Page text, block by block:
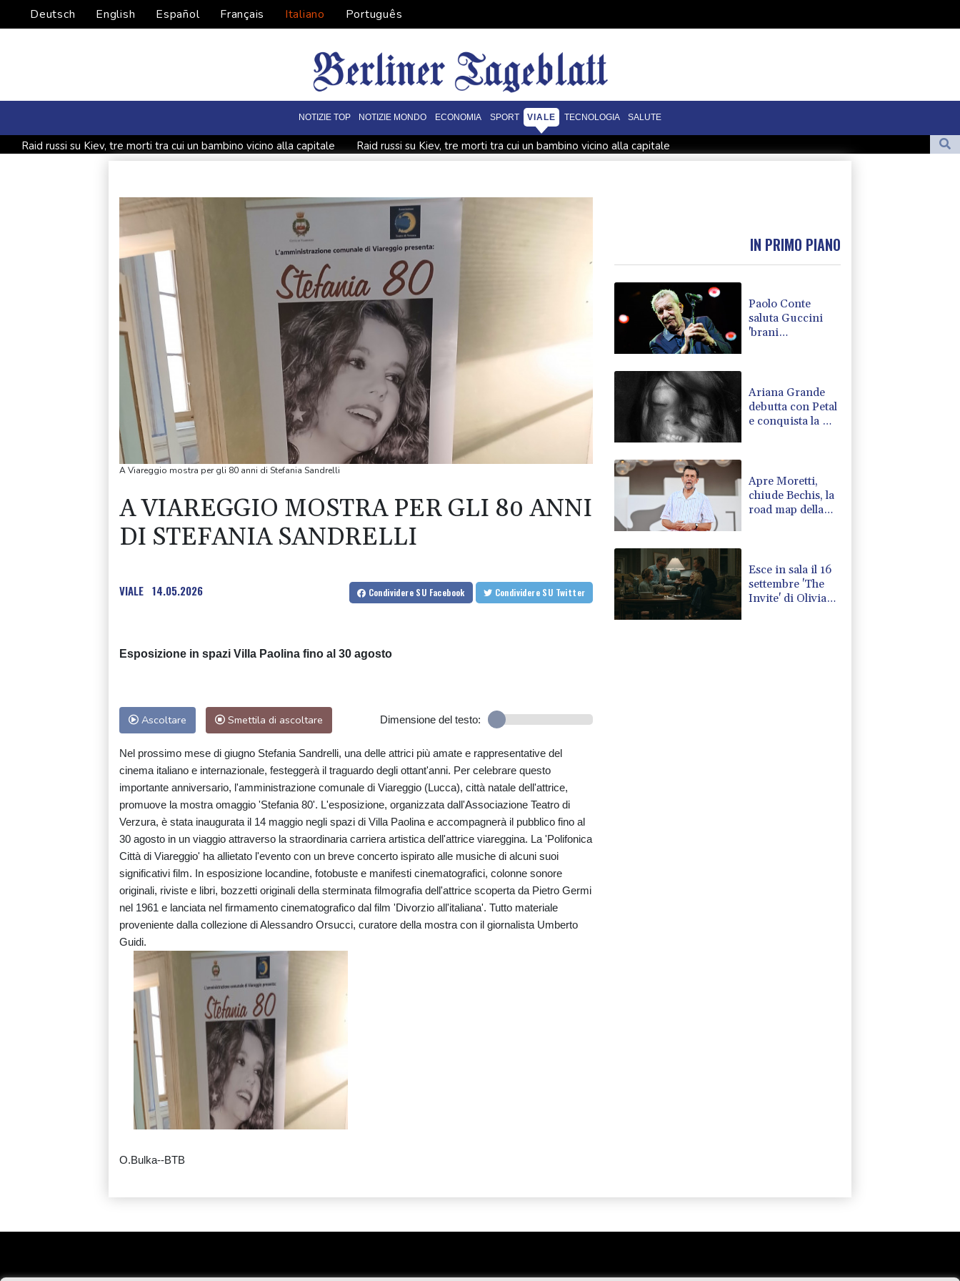
Deutsch English Español Français Italiano Português
NOTIZIE TOP NOTIZIE MONDO ECONOMIA SPORT VIALE TECNOLOGIA SALUTE
Raid russi su Kiev, tre morti tra cui un bambino vicino alla capitale
Raid russi su Kiev, tre morti tra cui un bambino vicino alla capitale
Kiev, 'stato di allerta aerea nella capitale, c'è la minaccia di droni nemici'
Kiev, 'stato di allerta aerea nella capitale, c'è la minaccia di droni nemici'
Brasile, la deforestazione in Amazzonia ai minimi da un decennio
Brasile, la deforestazione in Amazzonia ai minimi da un decennio
A Viareggio mostra per gli 80 anni di Stefania Sandrelli
A VIAREGGIO MOSTRA PER GLI 80 ANNI
DI STEFANIA SANDRELLI
VIALE 14.05.2026 Condividere SU Facebook Condividere SU Twitter
Esposizione in spazi Villa Paolina fino al 30 agosto
Ascoltare Smettila di ascoltare Dimensione del testo:
Nel prossimo mese di giugno Stefania Sandrelli, una delle attrici più amate e rappresentative del
cinema italiano e internazionale, festeggerà il traguardo degli ottant'anni. Per celebrare questo
importante anniversario, l'amministrazione comunale di Viareggio (Lucca), città natale dell'attrice,
promuove la mostra omaggio 'Stefania 80'. L'esposizione, organizzata dall'Associazione Teatro di
Verzura, è stata inaugurata il 14 maggio negli spazi di Villa Paolina e accompagnerà il pubblico fino al
30 agosto in un viaggio attraverso la straordinaria carriera artistica dell'attrice viareggina. La 'Polifonica
Città di Viareggio' ha allietato l'evento con un breve concerto ispirato alle musiche di alcuni suoi
significativi film. In esposizione locandine, fotobuste e manifesti cinematografici, colonne sonore
originali, riviste e libri, bozzetti originali della sterminata filmografia dell'attrice scoperta da Pietro Germi
nel 1961 e lanciata nel firmamento cinematografico dal film 'Divorzio all'italiana'. Tutto materiale
proveniente dalla collezione di Alessandro Orsucci, curatore della mostra con il giornalista Umberto
Guidi.
O.Bulka--BTB
IN PRIMO PIANO
Paolo Conte
saluta Guccini
'brani
divertito'
Ariana Grande
debutta con Petal
e conquista la Hit
Apre Moretti,
chiude Bechis, la
road map della
Esce in sala il 16
settembre 'The
Invite' di Olivia